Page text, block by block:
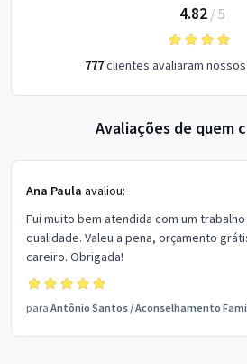
4.82/ 5
777clientes avaliaram
Avaliações de quem
Ana Paula avaliou:
Fui muito bem atendida com um
qualidade. Valeu a pena, orçamento
careiro. Obrigada!
para Antônio Santos /Aconselhamento